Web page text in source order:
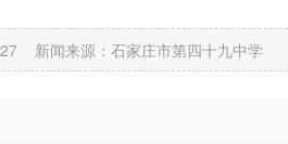
新闻来源：石家庄市第四十九中学